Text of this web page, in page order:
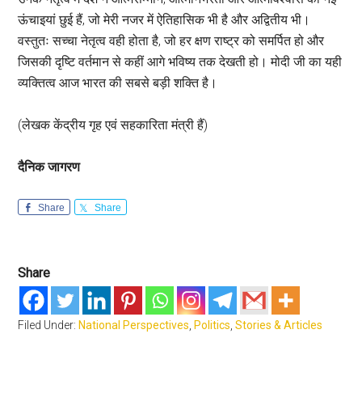
ऊंचाइयां छुई हैं, जो मेरी नजर में ऐतिहासिक भी है और अद्वितीय भी।
वस्तुतः सच्चा नेतृत्व वही होता है, जो हर क्षण राष्ट्र को समर्पित हो और
जिसकी दृष्टि वर्तमान से कहीं आगे भविष्य तक देखती हो। मोदी जी का यही
व्यक्तित्व आज भारत की सबसे बड़ी शक्ति है।
(लेखक केंद्रीय गृह एवं सहकारिता मंत्री हैं)
दैनिक जागरण
Share Share
Share
Filed Under: National Perspectives Politics ,Stories & Articles